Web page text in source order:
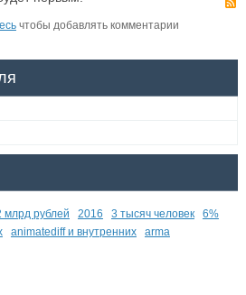
чтобы добавлять комментарии
млрд рублей 2016 3 тысяч человек
6%
animatediff и внутренних arma